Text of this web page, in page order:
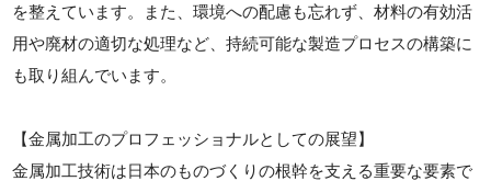
を整えています。また、環境への配慮も忘れず、材料の有効活
用や廃材の適切な処理など、持続可能な製造プロセスの構築に
も取り組んでいます。
【金属加工のプロフェッショナルとしての展望】
金属加工技術は日本のものづくりの根幹を支える重要な要素で